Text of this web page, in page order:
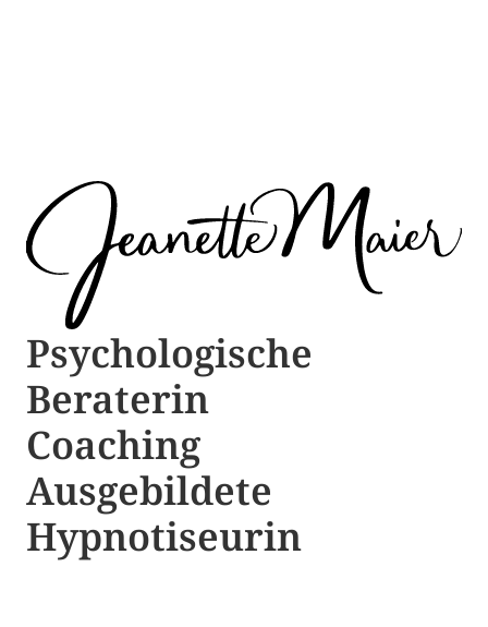
Psychologische ​​
Beraterin
Coaching
Ausgebildete​ ​
Hypnotiseurin